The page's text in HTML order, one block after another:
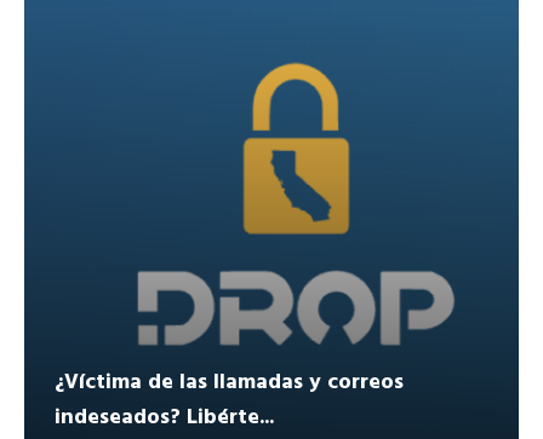
¿Víctima de las llamadas y correos
indeseados? Libérte...